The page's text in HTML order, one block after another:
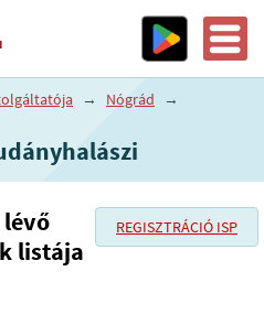
→ Nógrád
→
REGISZTRÁCIÓ ISP
listája